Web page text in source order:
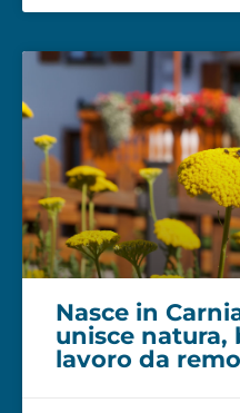
Nasce in
unisce natura,
lavoro da